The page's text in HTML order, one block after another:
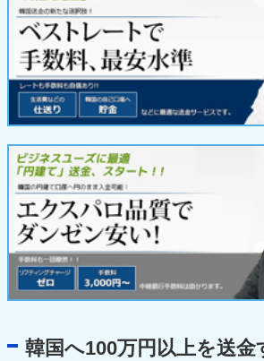
韓国へ100万円以上を送金